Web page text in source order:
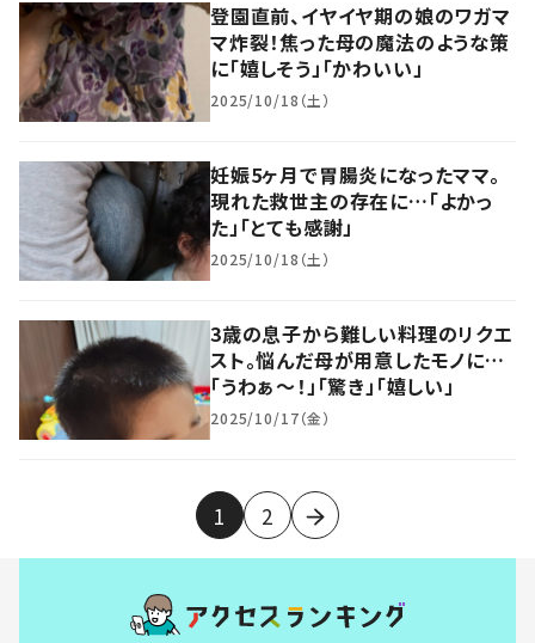
登園直前、イヤイヤ期の娘のワガマ
マ炸裂！焦った母の魔法のような策
に「嬉しそう」「かわいい」
2025/10/18（土）
妊娠5ヶ月で胃腸炎になったママ。
現れた救世主の存在に…「よかっ
た」「とても感謝」
2025/10/18（土）
3歳の息子から難しい料理のリクエ
スト。悩んだ母が用意したモノに…
「うわぁ〜！」「驚き」「嬉しい」
2025/10/17（金）
1 2